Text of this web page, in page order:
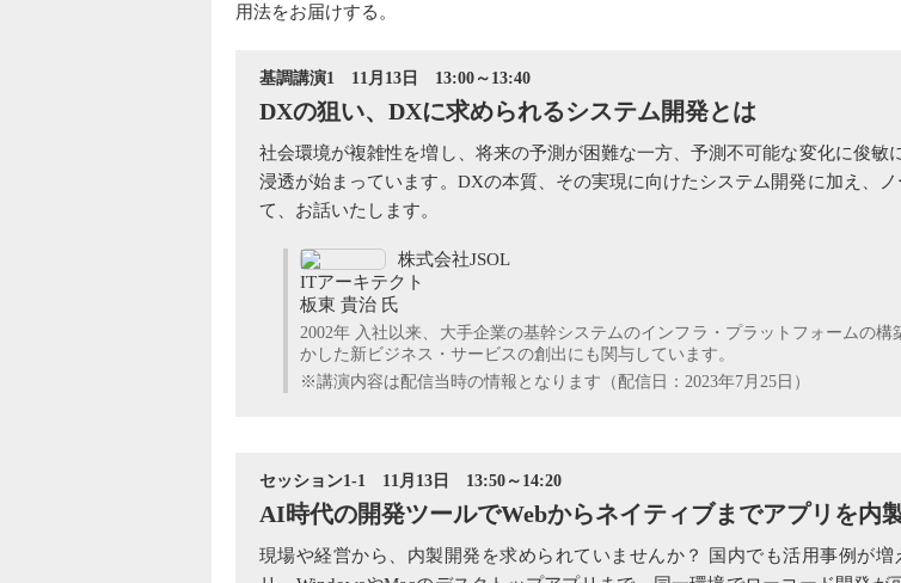
用法をお届けする。
基調講演1 11月13日 13:00～13:40
DXの狙い、DXに求められるシステム開発とは
社会環境が複雑性を増し、将来の予測が困難な一方、予測不可能な変化に俊
浸透が始まっています。DXの本質、その実現に向けたシステム開発に加え、
て、お話いたします。
株式会社JSOL
ITアーキテクト
板東 貴治 氏
2002年 入社以来、大手企業の基幹システムのインフラ・プラットフォームの
かした新ビジネス・サービスの創出にも関与しています。
※講演内容は配信当時の情報となります（配信日：2023年7月25日）
セッション1-1 11月13日 13:50～14:20
AI時代の開発ツールでWebからネイティブまでアプリを内
現場や経営から、内製開発を求められていませんか？ 国内でも活用事例が